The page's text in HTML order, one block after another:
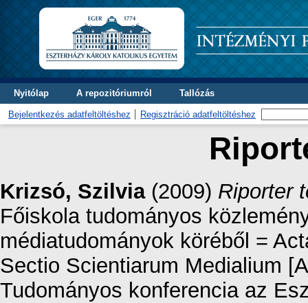
Nyitólap A repozitóriumról Tallózás
Bejelentkezés adatfeltöltéshez Regisztráció adatfeltöltéshez
Krizsó, Szilvia(2009) Riporter
Főiskola tudományos
médiatudományok köréből =
Sectio Scientiarum Medialium
Tudományos konferencia az